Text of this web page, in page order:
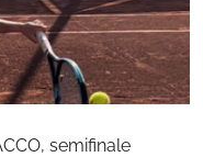
semifinale